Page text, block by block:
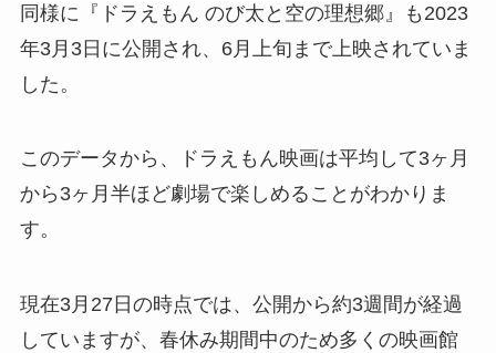
同様に『ドラえもん のび太と空の理想郷』も2023
年3月3日に公開され、6月上旬まで上映されていま
した。
このデータから、ドラえもん映画は平均して3ヶ月
から3ヶ月半ほど劇場で楽しめることがわかりま
す。
現在3月27日の時点では、公開から約3週間が経過
していますが、春休み期間中のため多くの映画館